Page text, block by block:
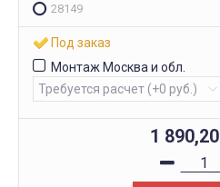
28149
Под заказ
Монтаж Москва и обл.
1 890,20